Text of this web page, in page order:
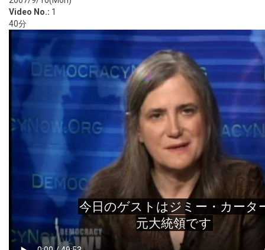
Video No.: 1
40分